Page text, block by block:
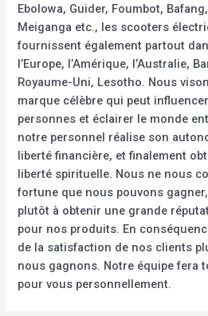
Ebolowa, Guider, Foumbot,
Meiganga etc., les scooters
fournissent également partout
l’Europe, l’Amérique, l’Australie,
Royaume-Uni, Lesotho. Nous
marque célèbre qui peut
personnes et éclairer le monde
notre personnel réalise son
liberté financière, et finalement
liberté spirituelle. Nous ne nous
fortune que nous pouvons
plutôt à obtenir une grande
pour nos produits. En
de la satisfaction de nos clients
nous gagnons. Notre équipe fera
pour vous personnellement.